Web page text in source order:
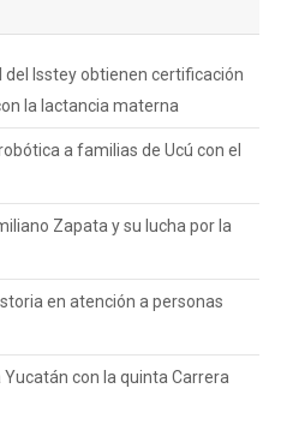
Isstey obtienen certificación
la lactancia materna
a familias de Ucú con el
Zapata y su lucha por la
en atención a personas
con la quinta Carrera